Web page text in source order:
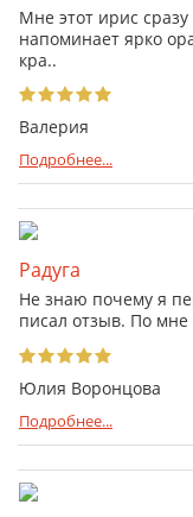
Мне этот ирис
напоминает ярко
кра..
Валерия
Подробнее...
Радуга
Не знаю почему я
писал отзыв. По
Юлия Воронцова
Подробнее...